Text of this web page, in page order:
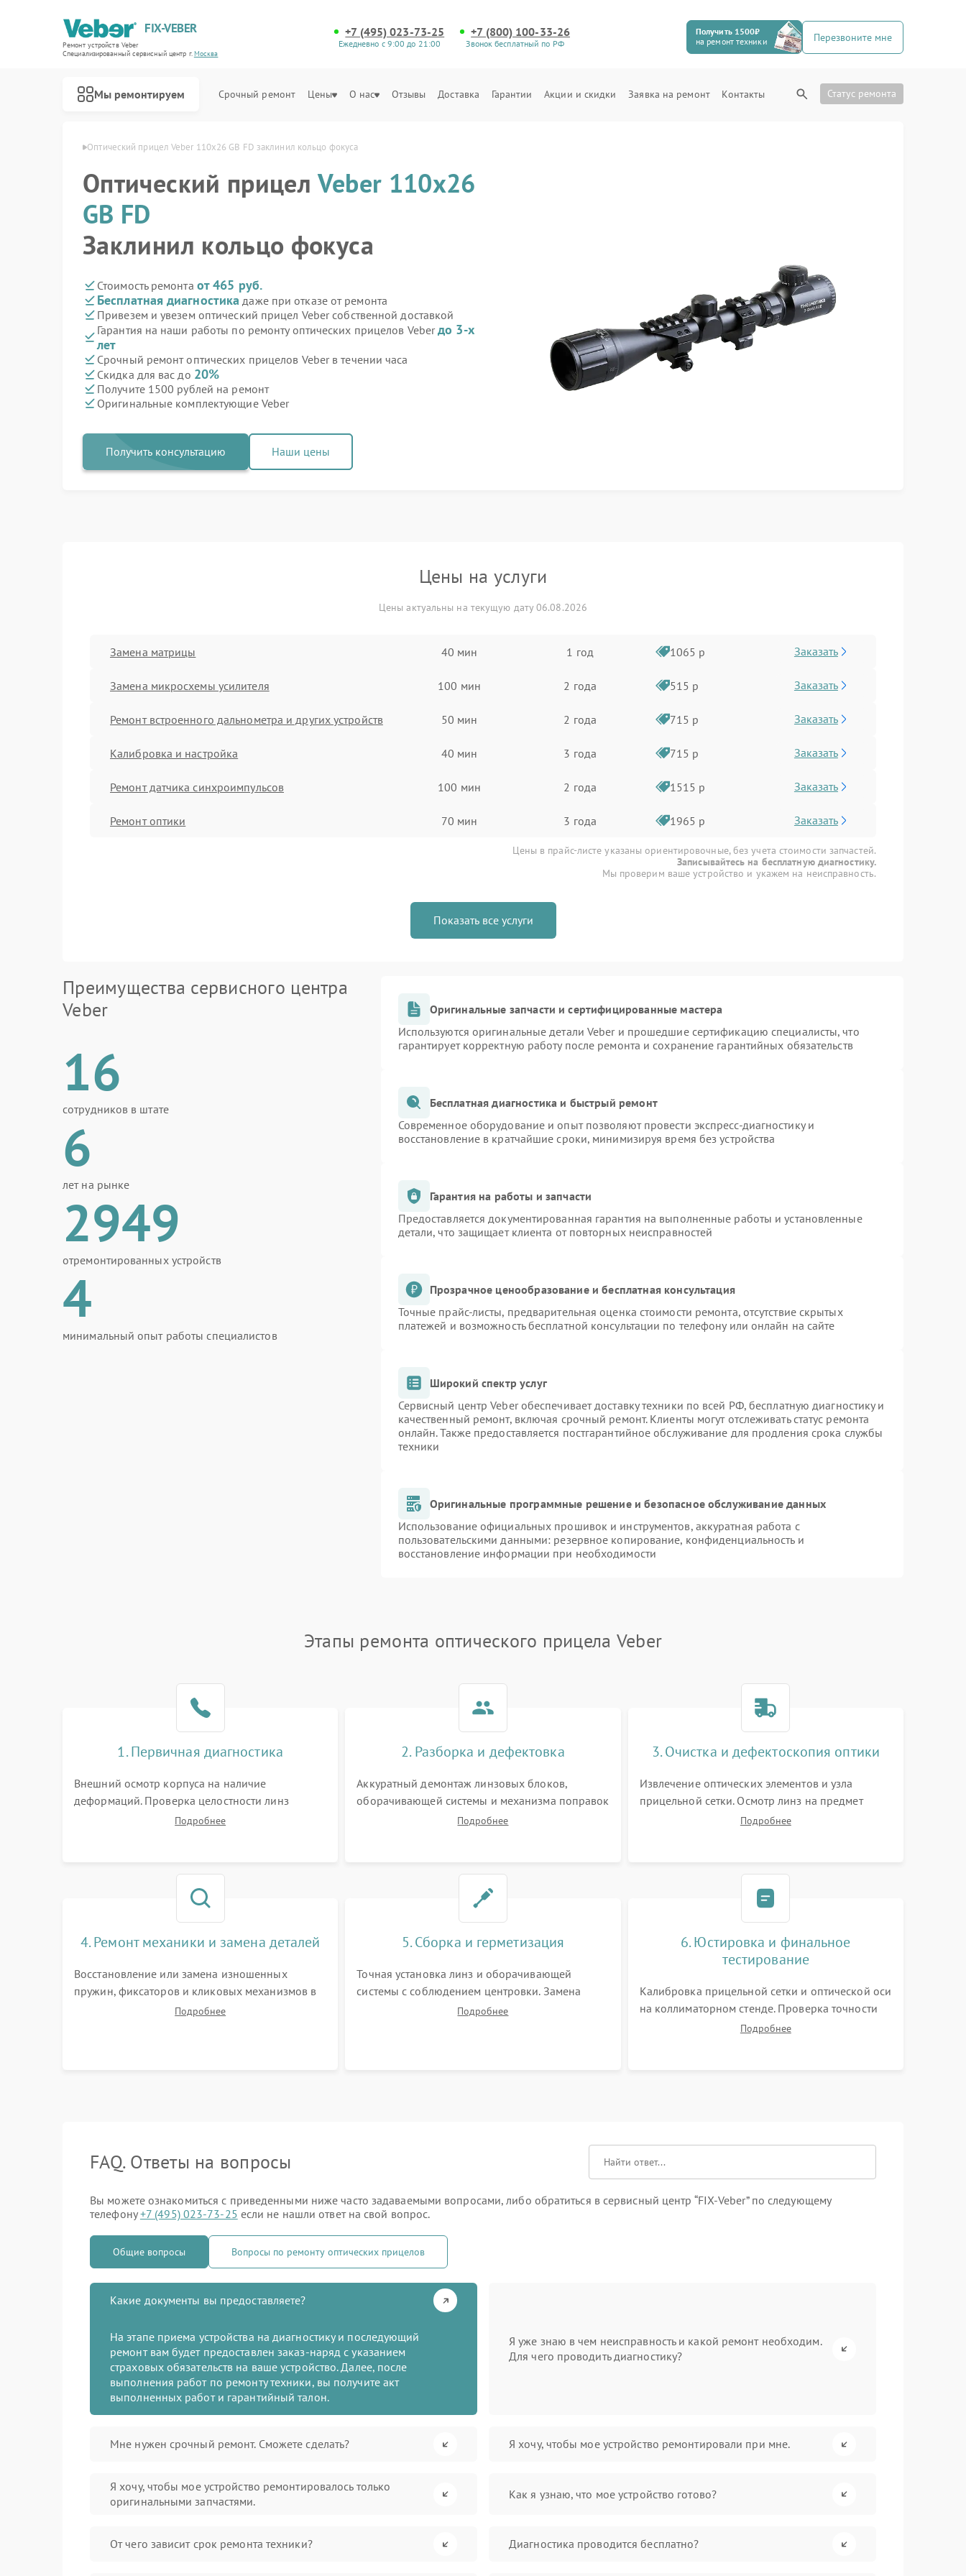
FIX-VEBER
Ремонт устройств Veber
Специализированный cервисный центр г.Москва
+7 (495) 023-73-25
Ежедневно с 9:00 до 21:00
+7 (800) 100-33-26
Звонок бесплатный по РФ
Получить 1500₽
на ремонт техники
Перезвоните мне
Мы ремонтируем Срочный ремонт Цены О нас Отзывы Доставка Гарантии Акции и скидки Заявка на ремонт Контакты Статус ремонта
GB FD в Москве Оптический прицел Veber 110х26 GB FD заклинил кольцо фокуса
Оптический прицелVeber 110х26
GB FD
Заклинил кольцо фокуса
Стоимость ремонта от 465 руб.
Бесплатная диагностика даже при отказе от ремонта
Привезем и увезем оптический прицел Veber собственной доставкой
Гарантия на наши работы по ремонту оптических прицелов Veberдо 3-х
лет
Срочный ремонт оптических прицелов Veber в течении часа
Скидка для вас до 20%
Получите 1500 рублей на ремонт
Оригинальные комплектующие Veber
Получить консультацию Наши цены
Цены на услуги
Цены актуальны на текущую дату 06.08.2026
Замена матрицы 40 мин 1 год 1065 р Заказать
Замена микросхемы усилителя 100 мин 2 года 515 р Заказать
Ремонт встроенного дальнометра и других устройств 50 мин 2 года 715 р Заказать
Калибровка и настройка 40 мин 3 года 715 р Заказать
Ремонт датчика синхроимпульсов 100 мин 2 года 1515 р Заказать
Ремонт оптики 70 мин 3 года 1965 р Заказать
Цены в прайс-листе указаны ориентировочные, без учета стоимости запчастей.
Записывайтесь на бесплатную диагностику.
Мы проверим ваше устройство и укажем на неисправность.
Показать все услуги
Преимущества сервисного центра
Veber
16
сотрудников в штате
6
лет на рынке
2949
отремонтированных устройств
4
минимальный опыт работы специалистов
Оригинальные запчасти и сертифицированные мастера
Используются оригинальные детали Veber и прошедшие сертификацию специалисты, что
гарантирует корректную работу после ремонта и сохранение гарантийных обязательств
Бесплатная диагностика и быстрый ремонт
Современное оборудование и опыт позволяют провести экспресс-диагностику и
восстановление в кратчайшие сроки, минимизируя время без устройства
Гарантия на работы и запчасти
Предоставляется документированная гарантия на выполненные работы и установленные
детали, что защищает клиента от повторных неисправностей
Прозрачное ценообразование и бесплатная консультация
Точные прайс-листы, предварительная оценка стоимости ремонта, отсутствие скрытых
платежей и возможность бесплатной консультации по телефону или онлайн на сайте
Широкий спектр услуг
Сервисный центр Veber обеспечивает доставку техники по всей РФ, бесплатную диагностику и
качественный ремонт, включая срочный ремонт. Клиенты могут отслеживать статус ремонта
онлайн. Также предоставляется постгарантийное обслуживание для продления срока службы
техники
Оригинальные программные решение и безопасное обслуживание данных
Использование официальных прошивок и инструментов, аккуратная работа с
пользовательскими данными: резервное копирование, конфиденциальность и
восстановление информации при необходимости
Этапы ремонта оптического прицела Veber
1. Первичная диагностика
Внешний осмотр корпуса на наличие
деформаций. Проверка целостности линз
объектива и окуляра. Тестирование работы
Подробнее
2. Разборка и дефектовка
Аккуратный демонтаж линзовых блоков,
оборачивающей системы и механизма поправок
спецключами. Осмотр внутренних резьбовых
Подробнее
3. Очистка и дефектоскопия оптики
Извлечение оптических элементов и узла
прицельной сетки. Осмотр линз на предмет
повреждения просветляющего покрытия или
Подробнее
4. Ремонт механики и замена деталей
Восстановление или замена изношенных
пружин, фиксаторов и кликовых механизмов в
барабанчиках поправок. Устранение люфтов в
Подробнее
5. Сборка и герметизация
Точная установка линз и оборачивающей
системы с соблюдением центровки. Замена
резиновых уплотнителей и нанесение
Подробнее
6. Юстировка и финальное
тестирование
Калибровка прицельной сетки и оптической оси
на коллиматорном стенде. Проверка точности
кликов механизма поправок. Обязательное
Подробнее
FAQ. Ответы на вопросы
Вы можете ознакомиться с приведенными ниже часто задаваемыми вопросами, либо обратиться в сервисный центр “FIX-Veber” по следующему
телефону+7 (495) 023-73-25 если не нашли ответ на свой вопрос.
Общие вопросы Вопросы по ремонту оптических прицелов
Какие документы вы предоставляете?
На этапе приема устройства на диагностику и последующий
ремонт вам будет предоставлен заказ-наряд с указанием
страховых обязательств на ваше устройство. Далее, после
выполнения работ по ремонту техники, вы получите акт
выполненных работ и гарантийный талон.
Я уже знаю в чем неисправность и какой ремонт необходим.
Для чего проводить диагностику?
Мне нужен срочный ремонт. Сможете сделать? Я хочу, чтобы мое устройство ремонтировали при мне.
Я хочу, чтобы мое устройство ремонтировалось только
оригинальными запчастями.
Как я узнаю, что мое устройство готово?
От чего зависит срок ремонта техники? Диагностика проводится бесплатно?